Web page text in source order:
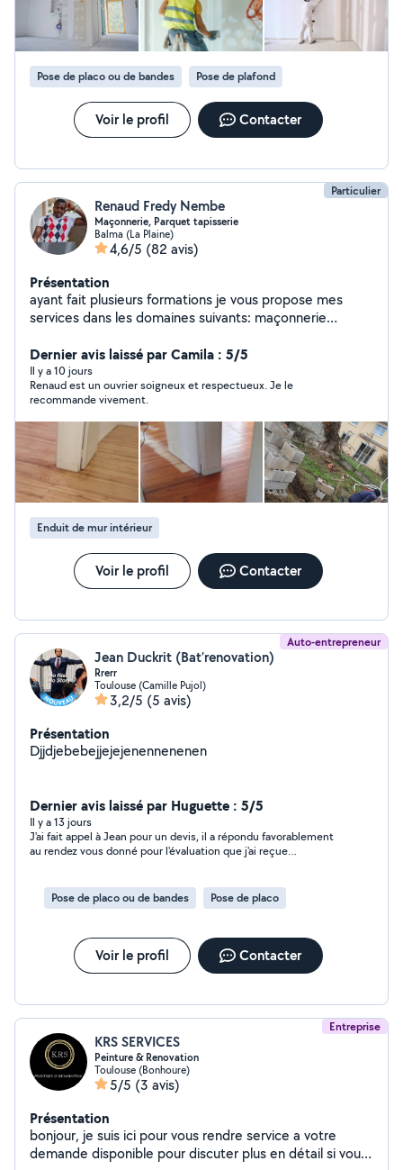
Pose de placo ou de bandes Pose de plafond
Voir le profil Contacter
Particulier
Renaud Fredy Nembe
Maçonnerie, Parquet tapisserie
Balma (La Plaine)
4,6/5 (82 avis)
Présentation
ayant fait plusieurs formations je vous propose mes
services dans les domaines suivants: maçonnerie
parquet et pour toute autre demande. Renaud est la
solution. Pour les demandes privées merci de
mentionner votre numéro pour que je puisse vous
répondre.
Dernier avis laissé par Camila : 5/5
Il y a 10 jours
Renaud est un ouvrier soigneux et respectueux. Je le
recommande vivement.
Enduit de mur intérieur
Voir le profil Contacter
Auto-entrepreneur
Jean Duckrit (Bat’renovation)
Rrerr
Toulouse (Camille Pujol)
3,2/5 (5 avis)
Présentation
Djjdjebebejjejejenennenenen
Dernier avis laissé par Huguette : 5/5
Il y a 13 jours
J'ai fait appel à Jean pour un devis, il a répondu favorablement
au rendez vous donné pour l'évaluation que j'ai reçue
Pose de placo ou de bandes Pose de placo
Voir le profil Contacter
Entreprise
KRS SERVICES
Peinture & Renovation
Toulouse (Bonhoure)
5/5 (3 avis)
Présentation
bonjour, je suis ici pour vous rendre service a votre
demande disponible pour discuter plus en détail si vous